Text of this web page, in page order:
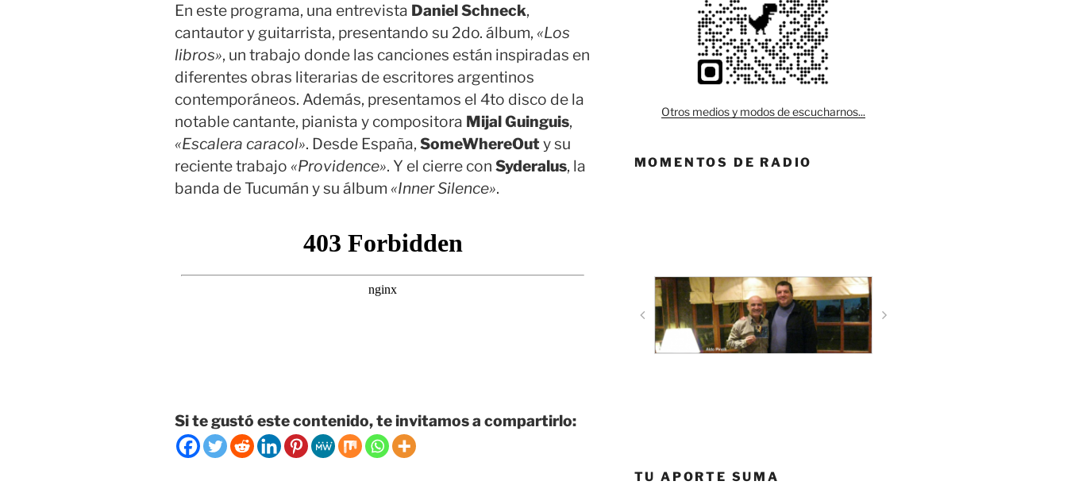
En este programa, una entrevista Daniel Schneck,
cantautor y guitarrista, presentando su 2do. álbum, «Los
libros», un trabajo donde las canciones están inspiradas en
diferentes obras literarias de escritores argentinos
contemporáneos. Además, presentamos el 4to disco de la
notable cantante, pianista y compositora Mijal Guinguis,
«Escalera caracol». Desde España, SomeWhereOut y su
reciente trabajo «Providence». Y el cierre con Syderalus, la
banda de Tucumán y su álbum «Inner Silence».
Si te gustó este contenido, te invitamos a compartirlo:
Otros medios y modos de escucharnos...
MOMENTOS DE RADIO
TU APORTE SUMA